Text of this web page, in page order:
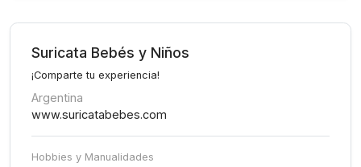
Suricata Bebés y Niños
¡Comparte tu experiencia!
Argentina
www.suricatabebes.com
Hobbies y Manualidades